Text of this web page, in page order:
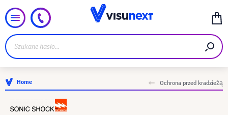
Home Ochrona przed kradzieżą